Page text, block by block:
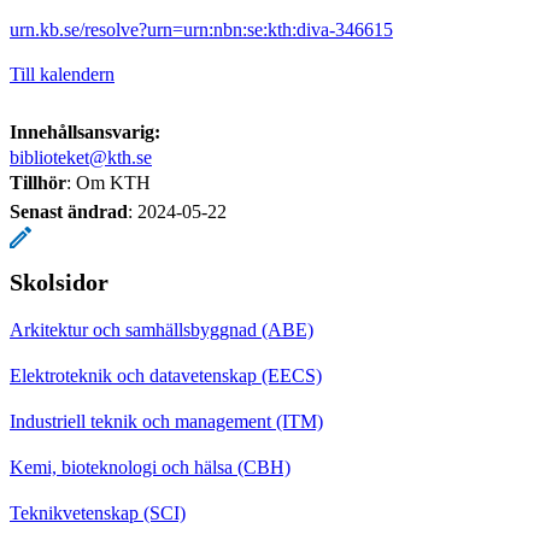
urn.kb.se/resolve?urn=urn:nbn:se:kth:diva-346615
Till kalendern
Innehållsansvarig:
biblioteket@kth.se
Tillhör: Om KTH
Senast ändrad: 2024-05-22
Skolsidor
Arkitektur och samhällsbyggnad (ABE)
Elektroteknik och datavetenskap (EECS)
Industriell teknik och management (ITM)
Kemi, bioteknologi och hälsa (CBH)
Teknikvetenskap (SCI)